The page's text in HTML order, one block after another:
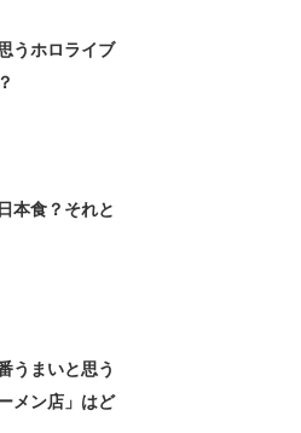
うホロライブ
本食？それと
うまいと思う
メン店」はど